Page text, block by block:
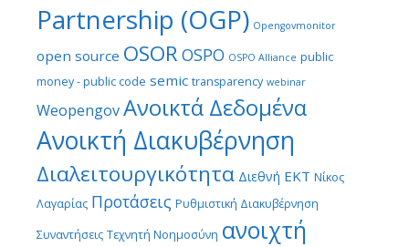
Partnership (OGP) Opengovmonitor
open source OSOR OSPO OSPO Alliance public
money - public code semic transparency webinar
WeopengovΑνοικτά Δεδομένα
Ανοικτή Διακυβέρνηση
Διαλειτουργικότητα Διεθνή ΕΚΤ Νίκος
Λαγαρίας Προτάσεις Ρυθμιστική Διακυβέρνηση
Συναντήσεις Τεχνητή Νοημοσύνη ανοιχτή